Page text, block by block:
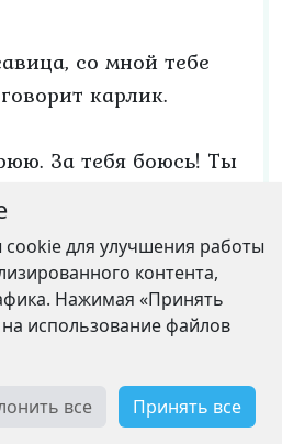
со мной тебе
карлик.
За тебя боюсь! Ты
чуть не ворвался.
не сможет, а
всё равно я цел и
для улучшения работы
контента,
Нажимая «Принять
использование файлов
все Принять все